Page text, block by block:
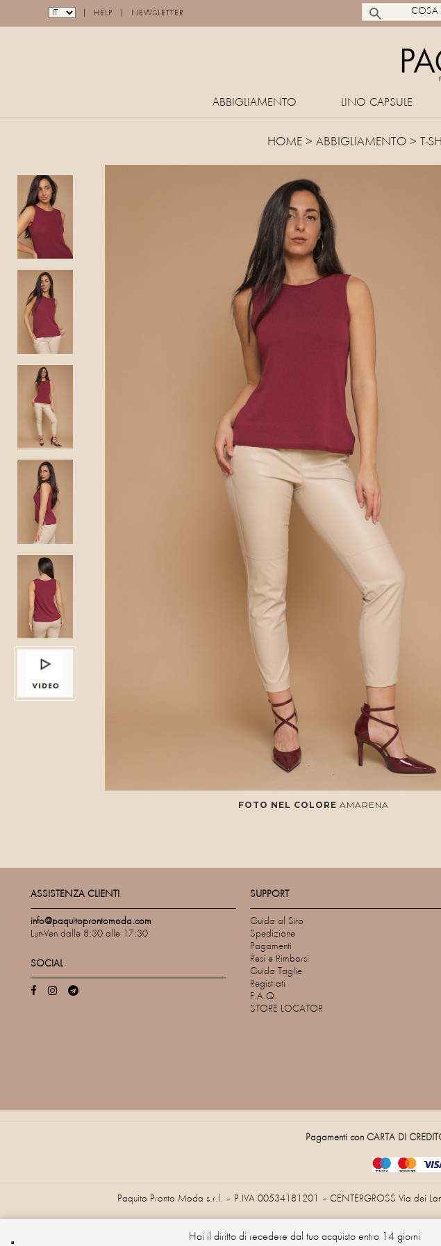
HELP NEWSLETTER
ABBIGLIAMENTO LINO CAPSULE
HOME > ABBIGLIAMENTO> T-
FOTO NEL COLORE AMARENA
ASSISTENZA CLIENTI
info@paquitoprontomoda.com
Lun-Ven dalle 8:30 alle 17:30
SOCIAL
SUPPORT
Guida al Sito
Spedizione
Pagamenti
Resi e Rimborsi
Guida Taglie
Registrati
F.A.Q.
STORE LOCATOR
Pagamenti con CARTA DI
Paquito Pronto Moda s.r.l. – P.IVA 00534181201 – CENTERGROSS Via dei
Hai il diritto di recedere dal tuo acquisto entro 14 giorni
Informativa sulla raccolta